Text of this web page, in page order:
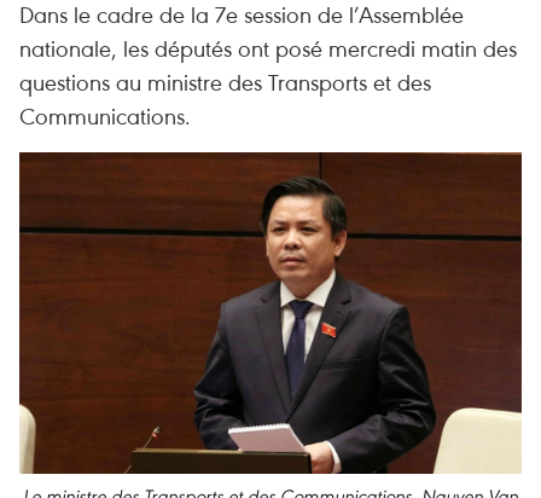
Dans le cadre de la 7e session de l’Assemblée
nationale, les députés ont posé mercredi matin des
questions au ministre des Transports et des
Communications.